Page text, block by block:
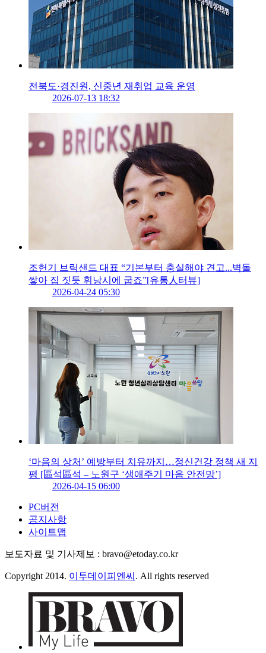
전북도·경진원, 신중년 재취업 교육 운영
2026-07-13 18:32
조헌기 브릭샌드 대표 “기본부터 충실해야 견고...벽돌
쌓아 집 짓듯 휘낭시에 굽죠”[유통人터뷰]
2026-04-24 05:30
‘마음의 상처’ 예방부터 치유까지…정신건강 정책 새 지
평 [區석區석 – 노원구 ‘생애주기 마음 안전망’]
2026-04-15 06:00
PC버전
공지사항
사이트맵
보도자료 및 기사제보 : bravo@etoday.co.kr
Copyright 2014. 이투데이피엔씨 . All rights reserved